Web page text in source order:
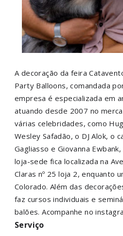
A decoração da feira
Party Balloons, comandada
empresa é especializada em
atuando desde 2007 no
várias celebridades, como
Wesley Safadão, o DJ Alok, o
Gagliasso e Giovanna
loja-sede fica localizada na
Claras nº 25 loja 2, enquanto
Colorado. Além das
faz cursos individuais e
balões. Acompanhe no
Serviço